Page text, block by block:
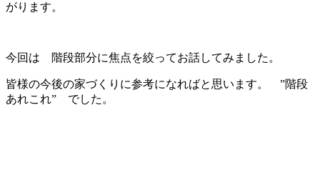
がります。
今回は 階段部分に焦点を絞ってお話してみました。
皆様の今後の家づくりに参考になればと思います。 ”階段
あれこれ” でした。